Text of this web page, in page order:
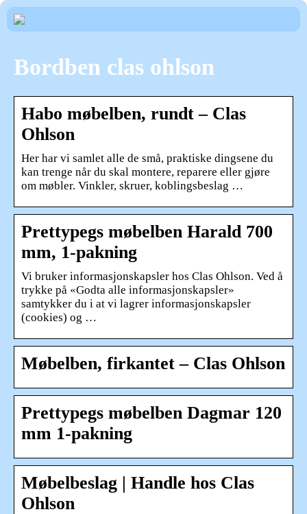
Bordben clas ohlson
Habo møbelben, rundt – Clas
Ohlson
Her har vi samlet alle de små, praktiske dingsene du
kan trenge når du skal montere, reparere eller gjøre
om møbler. Vinkler, skruer, koblingsbeslag …
Prettypegs møbelben Harald 700
mm, 1-pakning
Vi bruker informasjonskapsler hos Clas Ohlson. Ved å
trykke på «Godta alle informasjonskapsler»
samtykker du i at vi lagrer informasjonskapsler
(cookies) og …
Møbelben, firkantet – Clas Ohlson
Prettypegs møbelben Dagmar 120
mm 1-pakning
Møbelbeslag | Handle hos Clas
Ohlson